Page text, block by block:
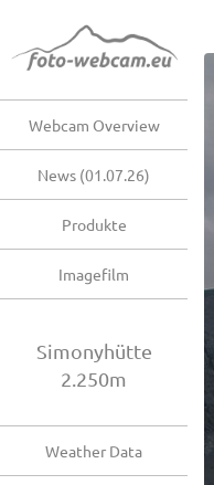
Webcam Overview
News (01.07.26)
Produkte
Imagefilm
Simonyhütte
2.250m
Weather Data